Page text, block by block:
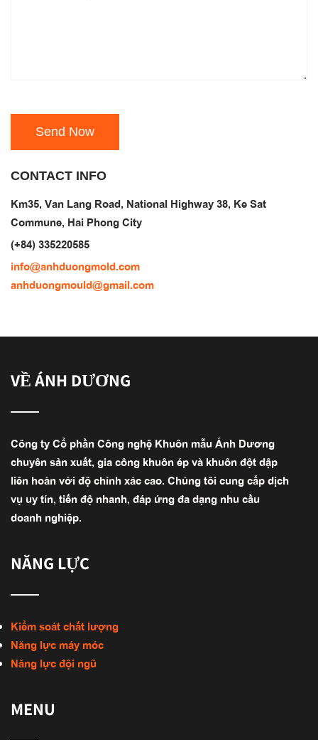
CONTACT INFO
Km35, Van Lang Road, National Highway 38, Ke Sat
Commune, Hai Phong City
(+84) 335220585
info@anhduongmold.com
anhduongmould@gmail.com
VỀ ÁNH DƯƠNG
Công ty Cổ phần Công nghệ Khuôn mẫu Ánh Dương
chuyên sản xuất, gia công khuôn ép và khuôn đột dập
liên hoàn với độ chính xác cao. Chúng tôi cung cấp dịch
vụ uy tín, tiến độ nhanh, đáp ứng đa dạng nhu cầu
doanh nghiệp.
NĂNG LỰC
Kiểm soát chất lượng
Năng lực máy móc
Năng lực đội ngũ
MENU